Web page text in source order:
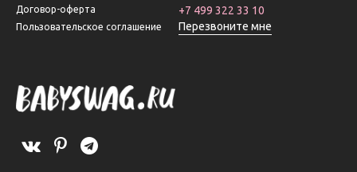
Договор-оферта
Пользовательское соглашение
+7 499 322 33 10
Перезвоните мне